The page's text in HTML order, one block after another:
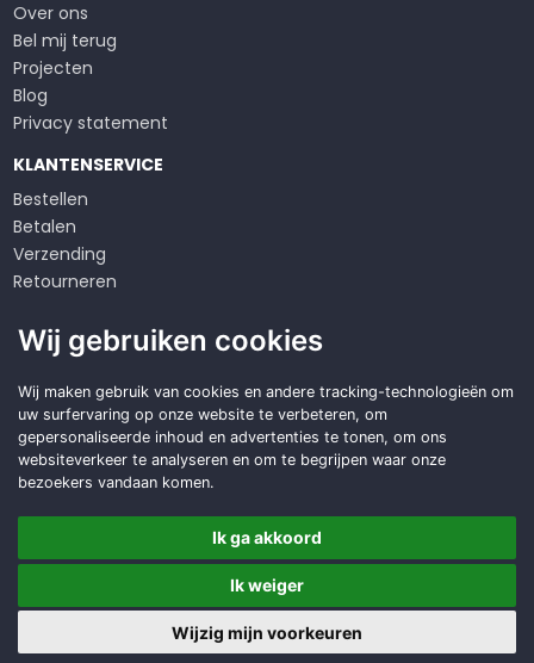
Over ons
Bel mij terug
Projecten
Blog
Privacy statement
KLANTENSERVICE
Bestellen
Betalen
Verzending
Retourneren
Algemene voorwaarden
Op zoek naar een
duurzameoplossing?
Offerte aanvragen
Copyright © 2026 DWD Service
Made with
BO. Be Original| Powered by
BO Creator DXP®
Offerte Cookie instellingen
Wij gebruiken cookies
Wij maken gebruik van cookies en andere tracking-technologieën om
uw surfervaring op onze website te verbeteren, om
gepersonaliseerde inhoud en advertenties te tonen, om ons
websiteverkeer te analyseren en om te begrijpen waar onze
bezoekers vandaan komen.
Ik ga akkoord
Ik weiger
Wijzig mijn voorkeuren